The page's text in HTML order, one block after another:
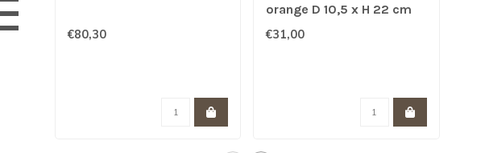
€80,30
orange D 10,5 x H 22 cm
€31,00